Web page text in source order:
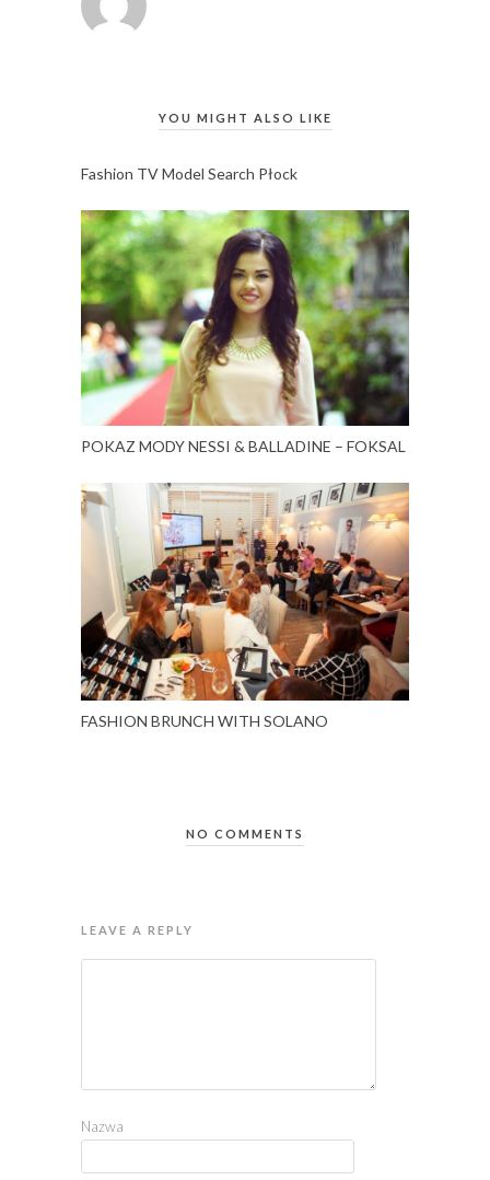
YOU MIGHT ALSO LIKE
Fashion TV Model Search Płock
POKAZ MODY NESSI & BALLADINE – FOKSAL
FASHION BRUNCH WITH SOLANO
NO COMMENTS
LEAVE A REPLY
Nazwa